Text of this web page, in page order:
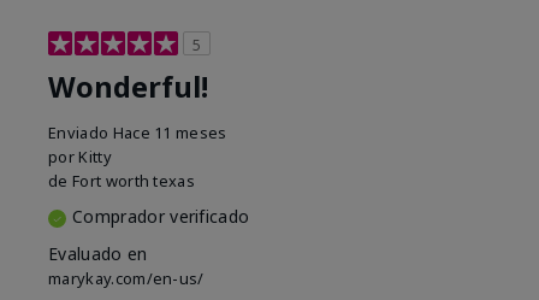
5
Wonderful!
Enviado Hace 11 meses
por Kitty
de Fort worth texas
Comprador verificado
Evaluado en
marykay.com/en-us/